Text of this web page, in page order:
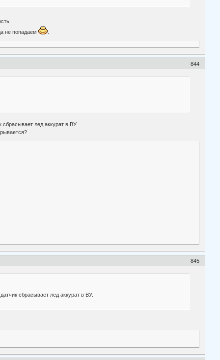
не попадаем
844
лед аккурат в ВУ.
845
сбрасывает лед аккурат в ВУ.